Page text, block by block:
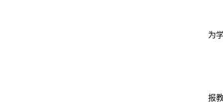
为
报